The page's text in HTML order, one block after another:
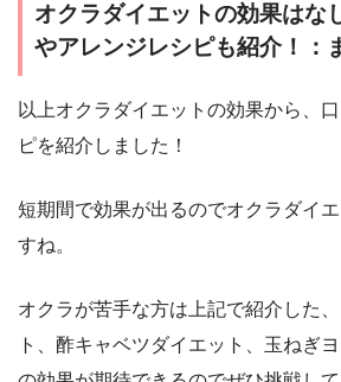
オクラダイエットの効果はな
やアレンジレシピも紹介！：
以上オクラダイエットの効果から、
ピを紹介しました！
短期間で効果が出るのでオクラダイ
すね。
オクラが苦手な方は上記で紹介した
ト、酢キャベツダイエット、玉ねぎ